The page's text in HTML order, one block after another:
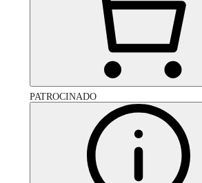
PATROCINADO